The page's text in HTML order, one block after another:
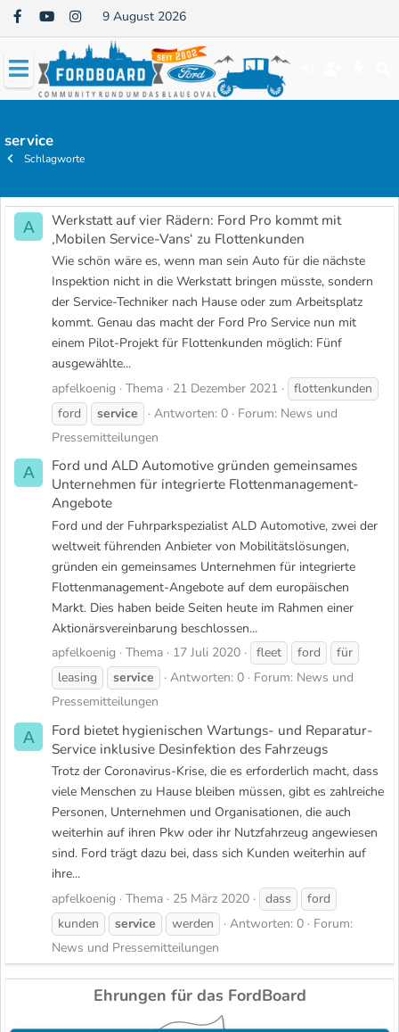
9 August 2026
service
Schlagworte
A
Werkstatt auf vier Rädern: Ford Pro kommt mit
‚Mobilen Service-Vans‘ zu Flottenkunden
Wie schön wäre es, wenn man sein Auto für die nächste
Inspektion nicht in die Werkstatt bringen müsste, sondern
der Service-Techniker nach Hause oder zum Arbeitsplatz
kommt. Genau das macht der Ford Pro Service nun mit
einem Pilot-Projekt für Flottenkunden möglich: Fünf
ausgewählte...
apfelkoenig
Thema 21 Dezember 2021
flottenkunden
ford
service Antworten: 0 Forum: News und
Pressemitteilungen
A
Ford und ALD Automotive gründen gemeinsames
Unternehmen für integrierte Flottenmanagement-
Angebote
Ford und der Fuhrparkspezialist ALD Automotive, zwei der
weltweit führenden Anbieter von Mobilitätslösungen,
gründen ein gemeinsames Unternehmen für integrierte
Flottenmanagement-Angebote auf dem europäischen
Markt. Dies haben beide Seiten heute im Rahmen einer
Aktionärsvereinbarung beschlossen...
apfelkoenig
Thema 17 Juli 2020 fleet ford
für
leasing
service Antworten: 0 Forum: News und
Pressemitteilungen
A
Ford bietet hygienischen Wartungs- und Reparatur-
Service inklusive Desinfektion des Fahrzeugs
Trotz der Coronavirus-Krise, die es erforderlich macht, dass
viele Menschen zu Hause bleiben müssen, gibt es zahlreiche
Personen, Unternehmen und Organisationen, die auch
weiterhin auf ihren Pkw oder ihr Nutzfahrzeug angewiesen
sind. Ford trägt dazu bei, dass sich Kunden weiterhin auf
ihre...
apfelkoenig
Thema 25 März 2020 dass
ford
kunden
service werden Antworten: 0
Forum:
News und Pressemitteilungen
Ehrungen für das FordBoard